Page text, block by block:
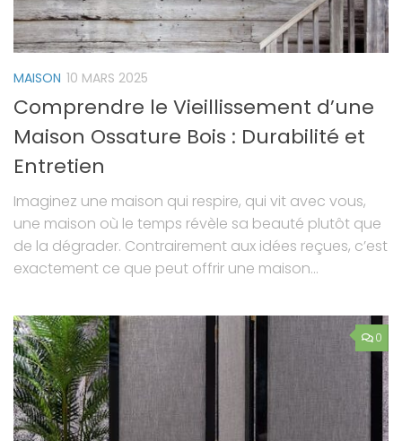
MAISON 10 MARS 2025
Comprendre le Vieillissement d’une
Maison Ossature Bois : Durabilité et
Entretien
Imaginez une maison qui respire, qui vit avec vous,
une maison où le temps révèle sa beauté plutôt que
de la dégrader. Contrairement aux idées reçues, c’est
exactement ce que peut offrir une maison...
0